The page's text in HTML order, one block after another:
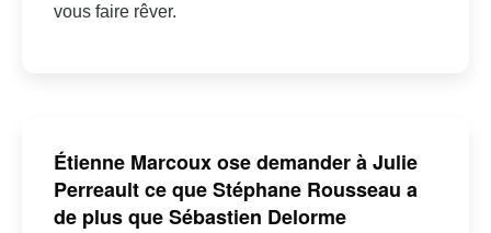
vous faire rêver.
Étienne Marcoux ose demander à Julie
Perreault ce que Stéphane Rousseau a
de plus que Sébastien Delorme